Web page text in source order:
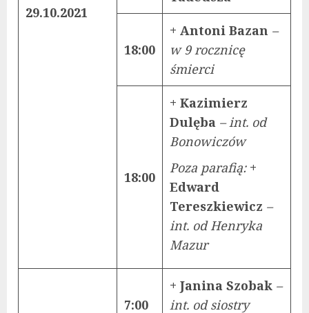
29.10.2021
18:00
+ Antoni Bazan –
w 9 rocznicę
śmierci
18:00
+ Kazimierz
Dulęba – int. od
Bonowiczów
Poza parafią: +
Edward
Tereszkiewicz –
int. od Henryka
Mazur
7:00
+ Janina Szobak –
int. od siostry